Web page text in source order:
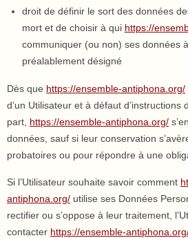
droit de définir le sort des données
mort et de choisir à qui https://
communiquer (ou non) ses données
préalablement désigné
Dès que https://ensemble-antiphona.org/
d’un Utilisateur et à défaut d’instructions
part, https://ensemble-antiphona.org/
données, sauf si leur conservation
probatoires ou pour répondre à une
Si l’Utilisateur souhaite savoir comment
antiphona.org/ utilise ses Données
rectifier ou s’oppose à leur traitement,
contacter https://ensemble-